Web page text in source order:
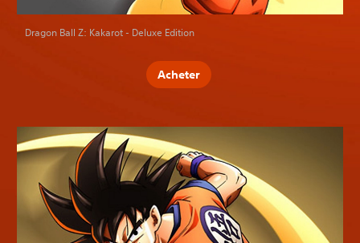
Dragon Ball Z: Kakarot - Deluxe Edition
Acheter